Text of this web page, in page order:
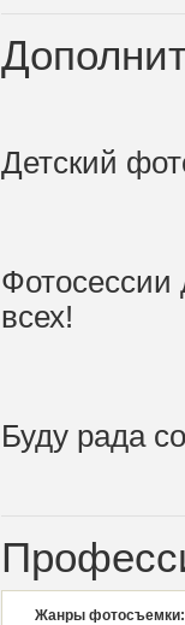
Детский
всех!
Буду рада
Жанры фотосъемки: